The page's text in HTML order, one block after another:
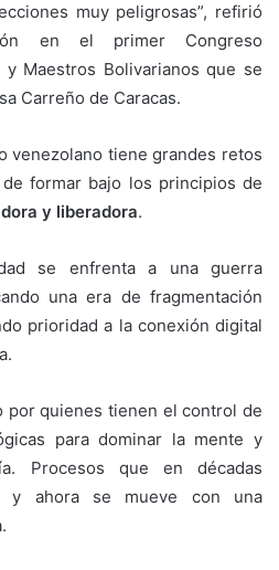
muy peligrosas”, refirió
en el primer Congreso
y Maestros Bolivarianos que se
Carreño de Caracas.
venezolano tiene grandes retos
formar bajo los principios de
y liberadora.
se enfrenta a una guerra
una era de fragmentación
prioridad a la conexión digital
por quienes tienen el control de
para dominar la mente y
Procesos que en décadas
y ahora se mueve con una